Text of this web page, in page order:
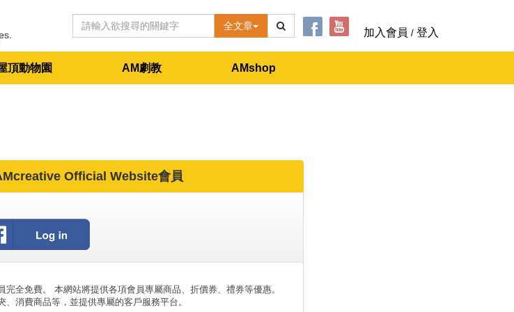
全文章
加入會員 / 登入
頂動物園 AM劇教 AMshop
Official Website會員
全免費。 本網站將提供各項會員專屬商品、折價券、禮券等優惠。
消費商品等，並提供專屬的客戶服務平台。